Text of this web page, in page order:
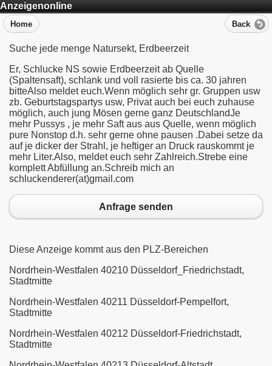
Anzeigenonline
Home Back
Suche jede menge Natursekt, Erdbeerzeit
Er, Schlucke NS sowie Erdbeerzeit ab Quelle
(Spaltensaft), schlank und voll rasierte bis ca. 30 jahren
bitteAlso meldet euch.Wenn möglich sehr gr. Gruppen usw
zb. Geburtstagspartys usw, Privat auch bei euch zuhause
möglich, auch jung Mösen gerne ganz DeutschlandJe
mehr Pussys , je mehr Saft aus aus Quelle, wenn möglich
pure Nonstop d.h. sehr gerne ohne pausen .Dabei setze da
auf je dicker der Strahl, je heftiger an Druck rauskommt je
mehr Liter.Also, meldet euch sehr Zahlreich.Strebe eine
komplett Abfüllung an.Schreib mich an
schluckenderer(at)gmail.com
Anfrage senden
Diese Anzeige kommt aus den PLZ-Bereichen
Nordrhein-Westfalen 40210 Düsseldorf_Friedrichstadt,
Stadtmitte
Nordrhein-Westfalen 40211 Düsseldorf-Pempelfort,
Stadtmitte
Nordrhein-Westfalen 40212 Düsseldorf-Friedrichstadt,
Stadtmitte